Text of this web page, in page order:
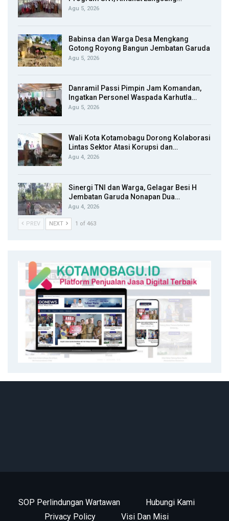
Agu 5, 2026
Babinsa dan Warga Desa Mengkang
Gotong Royong Bangun Jembatan Garuda
Agu 5, 2026
Danramil Passi Pimpin Jam Komandan,
Ingatkan Personel Waspada Karhutla…
Agu 5, 2026
Wali Kota Kotamobagu Dorong Kolaborasi
Lintas Sektor Atasi Korupsi dan…
Agu 4, 2026
Sinergi TNI dan Warga, Gelagar Besi H
Jembatan Garuda Nonapan Dua…
Agu 4, 2026
PREV NEXT 1 of 463
SOP Perlindungan Wartawan
Hubungi Kami
Privacy Policy
Visi Dan Misi